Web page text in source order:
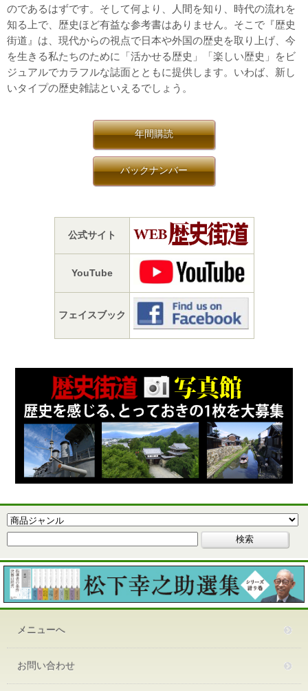
のであるはずです。そして何より、人間を知り、時代の流れを
知る上で、歴史ほど有益な参考書はありません。そこで『歴史
街道』は、現代からの視点で日本や外国の歴史を取り上げ、今
を生きる私たちのために「活かせる歴史」「楽しい歴史」をビ
ジュアルでカラフルな誌面とともに提供します。いわば、新し
いタイプの歴史雑誌といえるでしょう。
年間購読
バックナンバー
公式サイト
YouTube
フェイスブック
メニューへ
お問い合わせ